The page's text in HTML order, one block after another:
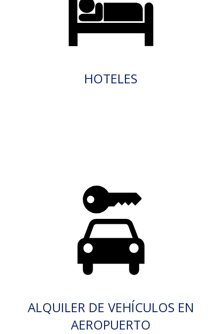
HOTELES
ALQUILER DE VEHÍCULOS EN
AEROPUERTO